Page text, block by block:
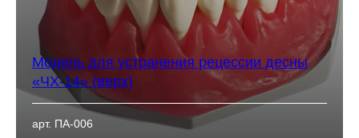
Модель для устранения рецессии десны
«ЧХ-14» (верх)
арт. ПА-006